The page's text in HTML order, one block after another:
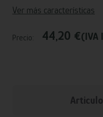
Ver más características
Precio: 44,20 €(IVA